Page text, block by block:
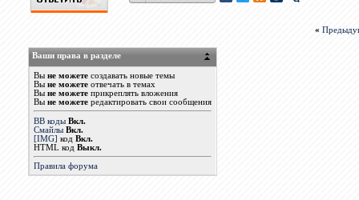
«
Ваши права в разделе
Вы не можетесоздавать новые темы
Вы не можетеотвечать в темах
Вы не можетеприкреплять вложения
Вы не можетередактировать свои сообщения
BB коды Вкл.
Смайлы Вкл.
[IMG] код Вкл.
HTML код Выкл.
Правила форума